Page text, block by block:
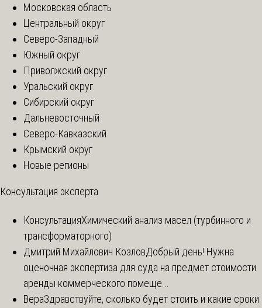
Московская область
Центральный округ
Северо-Западный
Южный округ
Приволжский округ
Уральский округ
Сибирский округ
Дальневосточный
Северо-Кавказский
Крымский округ
Новые регионы
Консультация эксперта
КонсультацияХимический анализ масел (турбинного и
трансформаторного)
Дмитрий Михайлович КозловДобрый день! Нужна
оценочная экспертиза для суда на предмет стоимости
аренды коммерческого помеще...
ВераЗдравствуйте, сколько будет стоить и какие сроки